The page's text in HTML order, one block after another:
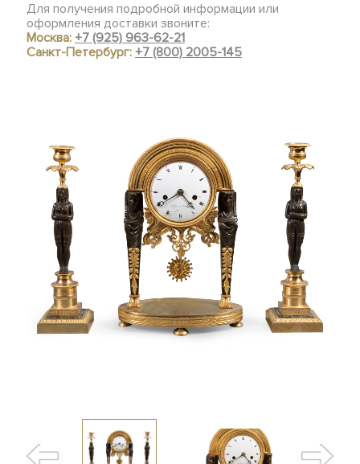
Для получения подробной информации или
оформления доставки звоните:
Москва:+7 (925) 963-62-21
Санкт-Петербург:+7 (800) 2005-145